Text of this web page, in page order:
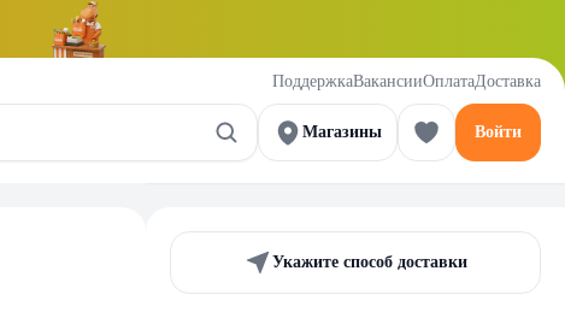
ПоддержкаВакансииОплатаДоставка
Магазины Войти
Укажите способ доставки